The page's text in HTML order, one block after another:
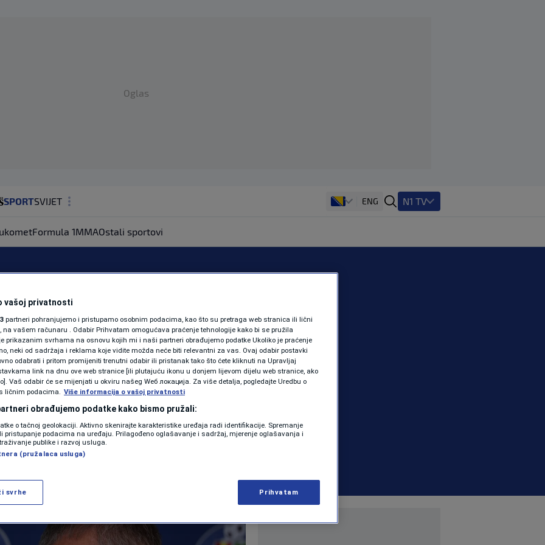
Oglas
SPORTSVIJET
ZDRAVLJE
SHOWBIZ
KOLUMNE
PODCAST
N1 SPECIJAL
FENOMENI
NEISTRAŽENO
VIRALNO
VIDEO
ENG N1 TV
Formula 1MMAOstali sportovi
Barcelonu u El
obiteljskoj
NOGOMET 0 komentara
Više
vašoj privatnosti
partneri pohranjujemo i pristupamo osobnim podacima, kao što su pretraga web stranica ili lični
na vašem računaru . Odabir Prihvatam omogućava praćenje tehnologije kako bi se pružila
prikazanim svrhama na osnovu kojih mi i naši partneri obrađujemo podatke Ukoliko je praćenje
neki od sadržaja i reklama koje vidite možda neće biti relevantni za vas. Ovaj odabir postavki
odabrati i pritom promijeniti trenutni odabir ili pristanak tako što ćete kliknuti na Upravljaj
link na dnu ove web stranice [ili plutajuću ikonu u donjem lijevom dijelu web stranice, ako
Vaš odabir će se mijenjati u okviru našeg Wеб локација. Za više detalja, pogledajte Uredbu o
ličnim podacima. Više informacija o vašoj privatnosti
obrađujemo podatke kako bismo pružali:
o tačnoj geolokaciji. Aktivno skenirajte karakteristike uređaja radi identifikacije. Spremanje
pristupanje podacima na uređaju. Prilagođeno oglašavanje i sadržaj, mjerenje oglašavanja i
publike i razvoj usluga.
(pružalaca usluga)
svrhe Prihvatam